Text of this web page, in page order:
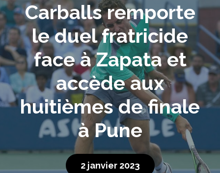
Carballs remporte
le duel fratricide
face à Zapata et
accède aux
huitièmes de finale
à Pune
2 janvier 2023